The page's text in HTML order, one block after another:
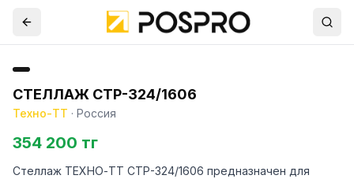
СТЕЛЛАЖ СТР-324/1606
Техно-ТТ · Россия
354 200 тг
Стеллаж ТЕХНО-ТТ СТР-324/1606 предназначен для